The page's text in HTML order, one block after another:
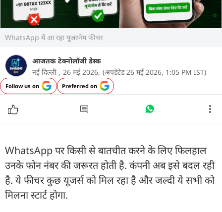
WhatsApp में आ रहा यूजरनेम फीचर
आजतक टेक्नोलॉजी डेस्क
नई दिल्ली , 26 मई 2026, (अपडेटेड 26 मई 2026, 1:05 PM IST)
Follow us on Preferred on
WhatsApp पर किसी से बातचीत करने के लिए फिलहाल
उनके फोन नंबर की जरूरत होती है. कंपनी अब इसे बदल रही
है. ये फीचर कुछ यूजर्स को मिल रहा है और जल्दी ये सभी को
मिलना स्टार्ट होगा.